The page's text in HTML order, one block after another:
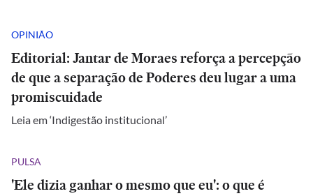
OPINIÃO
Editorial: Jantar de Moraes reforça a percepção
de que a separação de Poderes deu lugar a uma
promiscuidade
Leia em ‘Indigestão institucional’
PULSA
'Ele dizia ganhar o mesmo que eu': o que é